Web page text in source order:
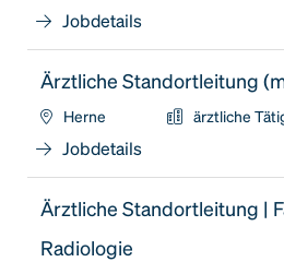
Jobdetails
Ärztliche Standortleitung
Herne ärztliche
Jobdetails
Ärztliche Standortleitung |
Radiologie